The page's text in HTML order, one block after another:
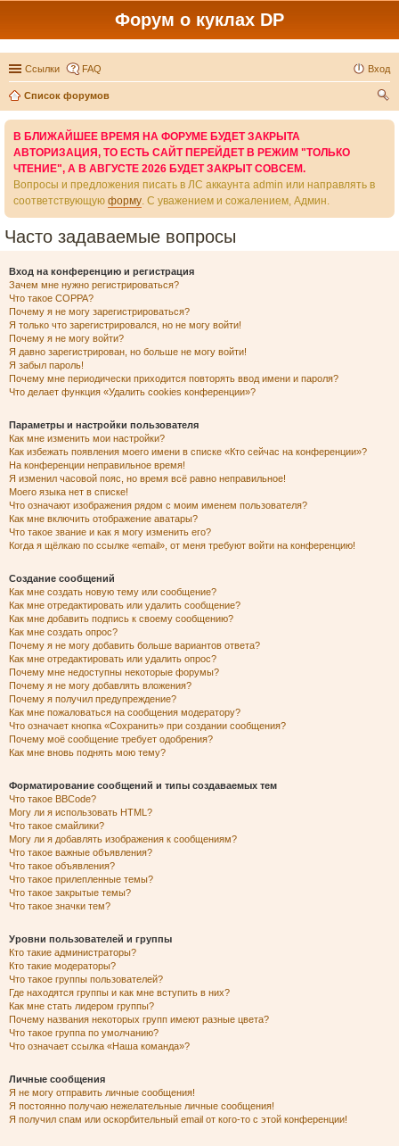
Форум о куклах DP
Ссылки FAQ Вход
Список форумов
В БЛИЖАЙШЕЕ ВРЕМЯ НА ФОРУМЕ БУДЕТ ЗАКРЫТА
АВТОРИЗАЦИЯ, ТО ЕСТЬ САЙТ ПЕРЕЙДЕТ В РЕЖИМ "ТОЛЬКО
ЧТЕНИЕ", А В АВГУСТЕ 2026 БУДЕТ ЗАКРЫТ СОВСЕМ.
Вопросы и предложения писать в ЛС аккаунта admin или направлять в
соответствующую форму. С уважением и сожалением, Админ.
Часто задаваемые вопросы
Вход на конференцию и регистрация
Зачем мне нужно регистрироваться?
Что такое COPPA?
Почему я не могу зарегистрироваться?
Я только что зарегистрировался, но не могу войти!
Почему я не могу войти?
Я давно зарегистрирован, но больше не могу войти!
Я забыл пароль!
Почему мне периодически приходится повторять ввод имени и пароля?
Что делает функция «Удалить cookies конференции»?
Параметры и настройки пользователя
Как мне изменить мои настройки?
Как избежать появления моего имени в списке «Кто сейчас на конференции»?
На конференции неправильное время!
Я изменил часовой пояс, но время всё равно неправильное!
Моего языка нет в списке!
Что означают изображения рядом с моим именем пользователя?
Как мне включить отображение аватары?
Что такое звание и как я могу изменить его?
Когда я щёлкаю по ссылке «email», от меня требуют войти на конференцию!
Создание сообщений
Как мне создать новую тему или сообщение?
Как мне отредактировать или удалить сообщение?
Как мне добавить подпись к своему сообщению?
Как мне создать опрос?
Почему я не могу добавить больше вариантов ответа?
Как мне отредактировать или удалить опрос?
Почему мне недоступны некоторые форумы?
Почему я не могу добавлять вложения?
Почему я получил предупреждение?
Как мне пожаловаться на сообщения модератору?
Что означает кнопка «Сохранить» при создании сообщения?
Почему моё сообщение требует одобрения?
Как мне вновь поднять мою тему?
Форматирование сообщений и типы создаваемых тем
Что такое BBCode?
Могу ли я использовать HTML?
Что такое смайлики?
Могу ли я добавлять изображения к сообщениям?
Что такое важные объявления?
Что такое объявления?
Что такое прилепленные темы?
Что такое закрытые темы?
Что такое значки тем?
Уровни пользователей и группы
Кто такие администраторы?
Кто такие модераторы?
Что такое группы пользователей?
Где находятся группы и как мне вступить в них?
Как мне стать лидером группы?
Почему названия некоторых групп имеют разные цвета?
Что такое группа по умолчанию?
Что означает ссылка «Наша команда»?
Личные сообщения
Я не могу отправить личные сообщения!
Я постоянно получаю нежелательные личные сообщения!
Я получил спам или оскорбительный email от кого-то с этой конференции!